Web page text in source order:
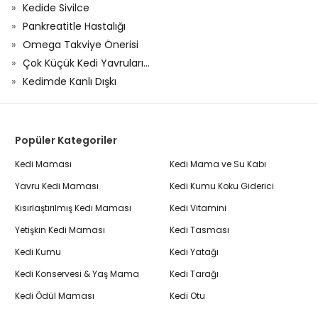
Kedide Sivilce
Pankreatitle Hastalığı
Omega Takviye Önerisi
Çok Küçük Kedi Yavruları...
Kedimde Kanlı Dışkı
Popüler Kategoriler
Kedi Maması
Yavru Kedi Maması
Kısırlaştırılmış Kedi Maması
Yetişkin Kedi Maması
Kedi Kumu
Kedi Konservesi & Yaş Mama
Kedi Ödül Maması
Kedi Mama ve Su Kabı
Kedi Kumu Koku Giderici
Kedi Vitamini
Kedi Tasması
Kedi Yatağı
Kedi Tarağı
Kedi Otu